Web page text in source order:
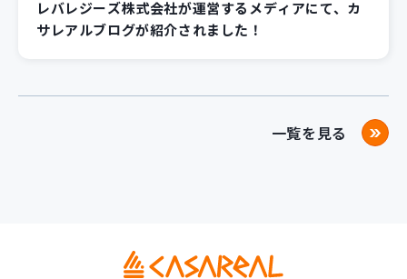
レバレジーズ株式会社が運営するメディアにて、カ
サレアルブログが紹介されました！
一覧を見る